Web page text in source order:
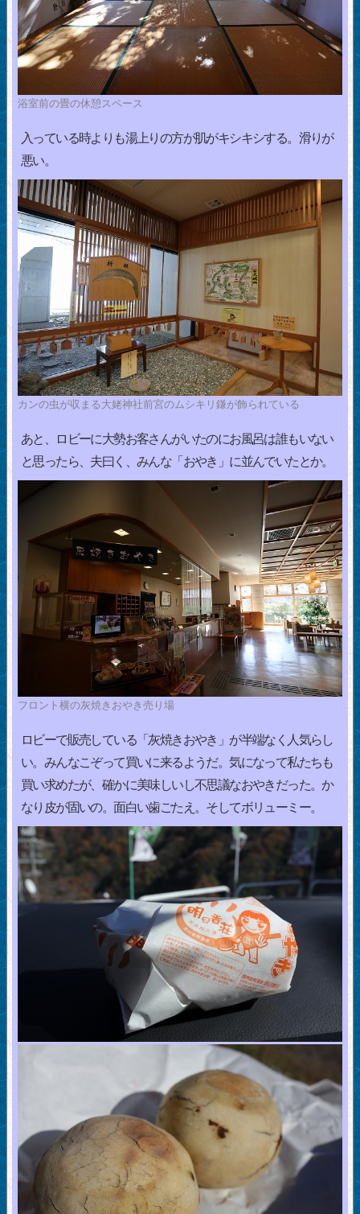
浴室前の畳の休憩スペース
入っている時よりも湯上りの方が肌がキシキシする。滑りが
悪い。
カンの虫が収まる大姥神社前宮のムシキリ鎌が飾られている
あと、ロビーに大勢お客さんがいたのにお風呂は誰もいない
と思ったら、夫曰く、みんな「おやき」に並んでいたとか。
フロント横の灰焼きおやき売り場
ロビーで販売している「灰焼きおやき」が半端なく人気らし
い。みんなこぞって買いに来るようだ。気になって私たちも
買い求めたが、確かに美味しいし不思議なおやきだった。か
なり皮が固いの。面白い歯ごたえ。そしてボリューミー。